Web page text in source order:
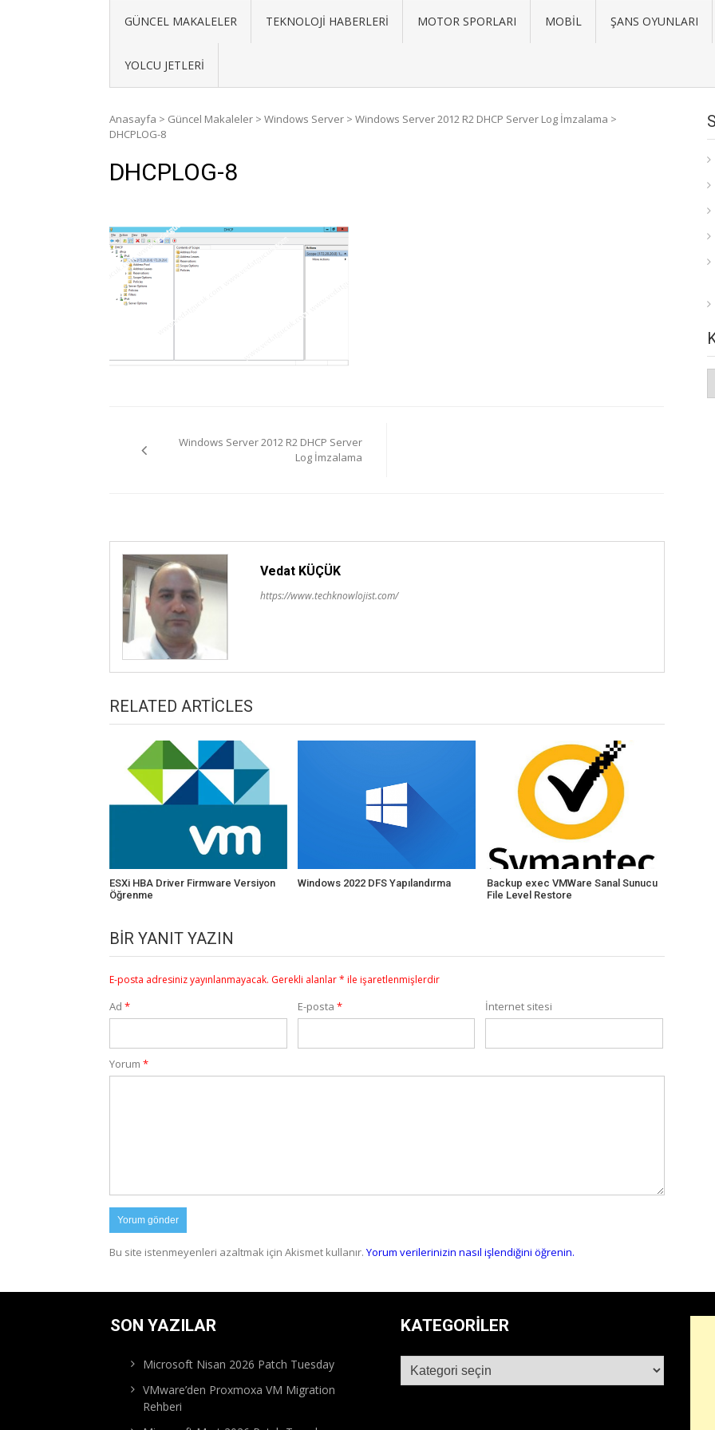
GÜNCEL MAKALELER TEKNOLOJI HABERLERI MOTOR SPORLARI MOBIL ŞANS OYUNLARI
YOLCU JETLERI
Anasayfa > Güncel Makaleler > Windows Server > Windows Server 2012 R2 DHCP Server Log İmzalama >
DHCPLOG-8
DHCPLOG-8
gezinmesi
Windows Server 2012 R2 DHCP Server
Log İmzalama
Vedat KÜÇÜK
https://www.techknowlojist.com/
RELATED ARTICLES
ESXi HBA Driver Firmware Versiyon
Öğrenme
Windows 2022 DFS Yapılandırma
Backup exec VMWare Sanal Sunucu
File Level Restore
BIR YANIT YAZIN
E-posta adresiniz yayınlanmayacak. Gerekli alanlar* ile işaretlenmişlerdir
Ad * E-posta * İnternet sitesi
Yorum *
Bu site istenmeyenleri azaltmak için Akismet kullanır. Yorum verilerinizin nasıl işlendiğini öğrenin.
SON YAZILAR
Microsoft Nisan 2026 Patch Tuesday
VMware’den Proxmoxa VM Migration
Rehberi
KATEGORILER